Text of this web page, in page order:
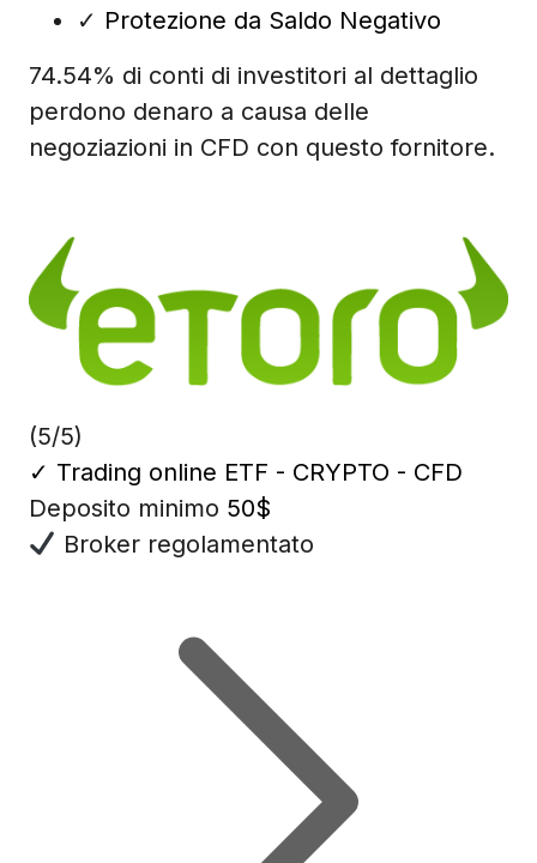
✓ Protezione da Saldo Negativo
74.54% di conti di investitori al dettaglio
perdono denaro a causa delle
negoziazioni in CFD con questo fornitore.
(5/5)
✓ Trading online ETF - CRYPTO - CFD
Deposito minimo 50$
Broker regolamentato